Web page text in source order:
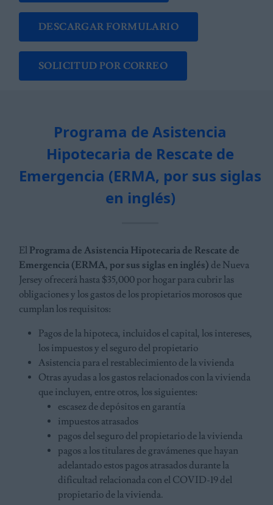
DESCARGAR FORMULARIO
SOLICITUD POR CORREO
Programa de Asistencia
Hipotecaria de Rescate de
Emergencia (ERMA, por sus siglas
en inglés)
El Programa de Asistencia Hipotecaria de Rescate de
Emergencia (ERMA, por sus siglas en inglés) de Nueva
Jersey ofrecerá hasta $35,000 por hogar para cubrir las
obligaciones y los gastos de los propietarios morosos que
cumplan los requisitos:
Pagos de la hipoteca, incluidos el capital, los intereses,
los impuestos y el seguro del propietario
Asistencia para el restablecimiento de la vivienda
Otras ayudas a los gastos relacionados con la vivienda
que incluyen, entre otros, los siguientes:
escasez de depósitos en garantía
impuestos atrasados
pagos del seguro del propietario de la vivienda
pagos a los titulares de gravámenes que hayan
adelantado estos pagos atrasados durante la
dificultad relacionada con el COVID-19 del
propietario de la vivienda.